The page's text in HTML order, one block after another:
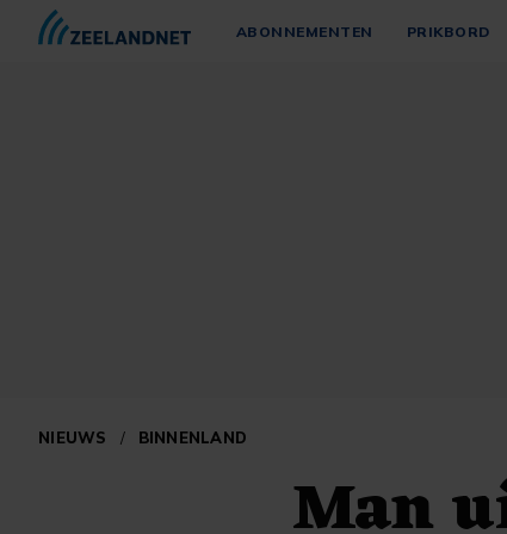
ABONNEMENTEN PRIKBORD
NIEUWS / BINNENLAND